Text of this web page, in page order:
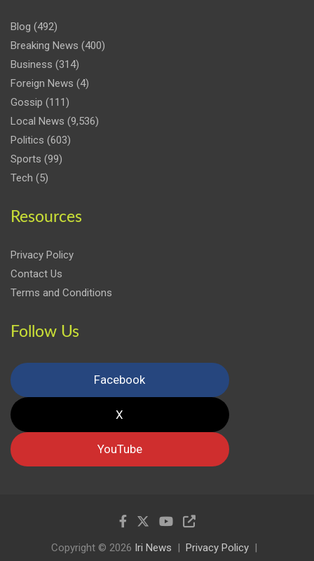
Blog (492)
Breaking News (400)
Business (314)
Foreign News (4)
Gossip (111)
Local News (9,536)
Politics (603)
Sports (99)
Tech (5)
Resources
Privacy Policy
Contact Us
Terms and Conditions
Follow Us
Facebook
X
YouTube
Copyright © 2026 Iri News
Privacy Policy